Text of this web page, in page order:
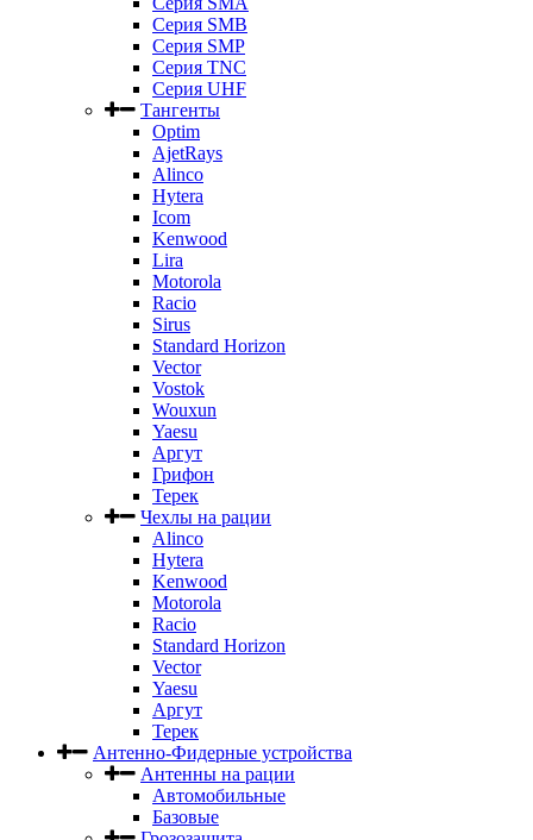
Серия SMB
Серия SMP
Серия TNC
Серия UHF
Тангенты
Optim
AjetRays
Alinco
Hytera
Icom
Kenwood
Lira
Motorola
Racio
Sirus
Standard Horizon
Vector
Vostok
Wouxun
Yaesu
Аргут
Грифон
Терек
Чехлы на рации
Alinco
Hytera
Kenwood
Motorola
Racio
Standard Horizon
Vector
Yaesu
Аргут
Терек
Антенно-Фидерные устройства
Антенны на рации
Автомобильные
Базовые